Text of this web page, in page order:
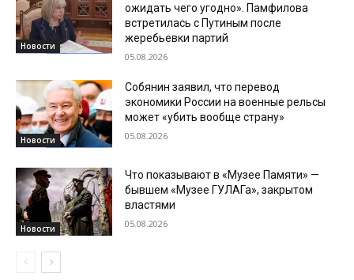
Новости
ожидать чего угодно». Памфилова
встретилась с Путиным после
жеребьевки партий
05.08.2026
Новости
Собянин заявил, что перевод
экономики России на военные рельсы
может «убить вообще страну»
05.08.2026
Новости
Что показывают в «Музее Памяти» —
бывшем «Музее ГУЛАГа», закрытом
властями
05.08.2026